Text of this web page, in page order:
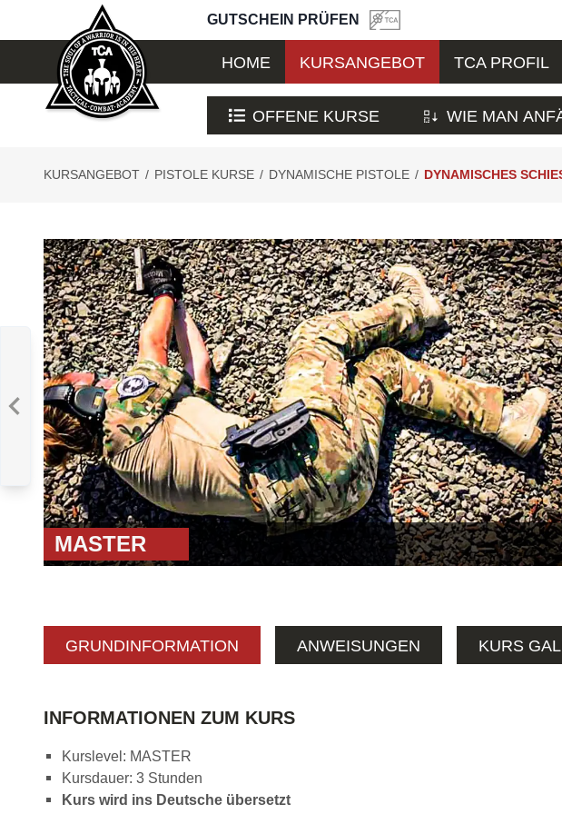
GUTSCHEIN PRÜFEN
HOME KURSANGEBOT TCA PROFIL
OFFENE KURSE WIE MAN
KURSANGEBOT / PISTOLE KURSE / DYNAMISCHE PISTOLE / DYNAMISCHES
ADVANCED
DYNAMISCHES
LEVEL 1
MASTER
GRUNDINFORMATION ANWEISUNGEN KURS
INFORMATIONEN ZUM KURS
Kurslevel: MASTER
Kursdauer: 3 Stunden
Kurs wird ins Deutsche übersetzt